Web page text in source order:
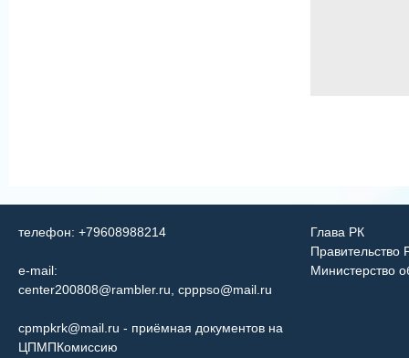
телефон: +79608988214
e-mail:
center200808@rambler.ru cpppso@mail.ru
cpmpkrk@mail.ru - приёмная документов на
ЦПМПКомиссию
Глава РК
Правительство
Министерство